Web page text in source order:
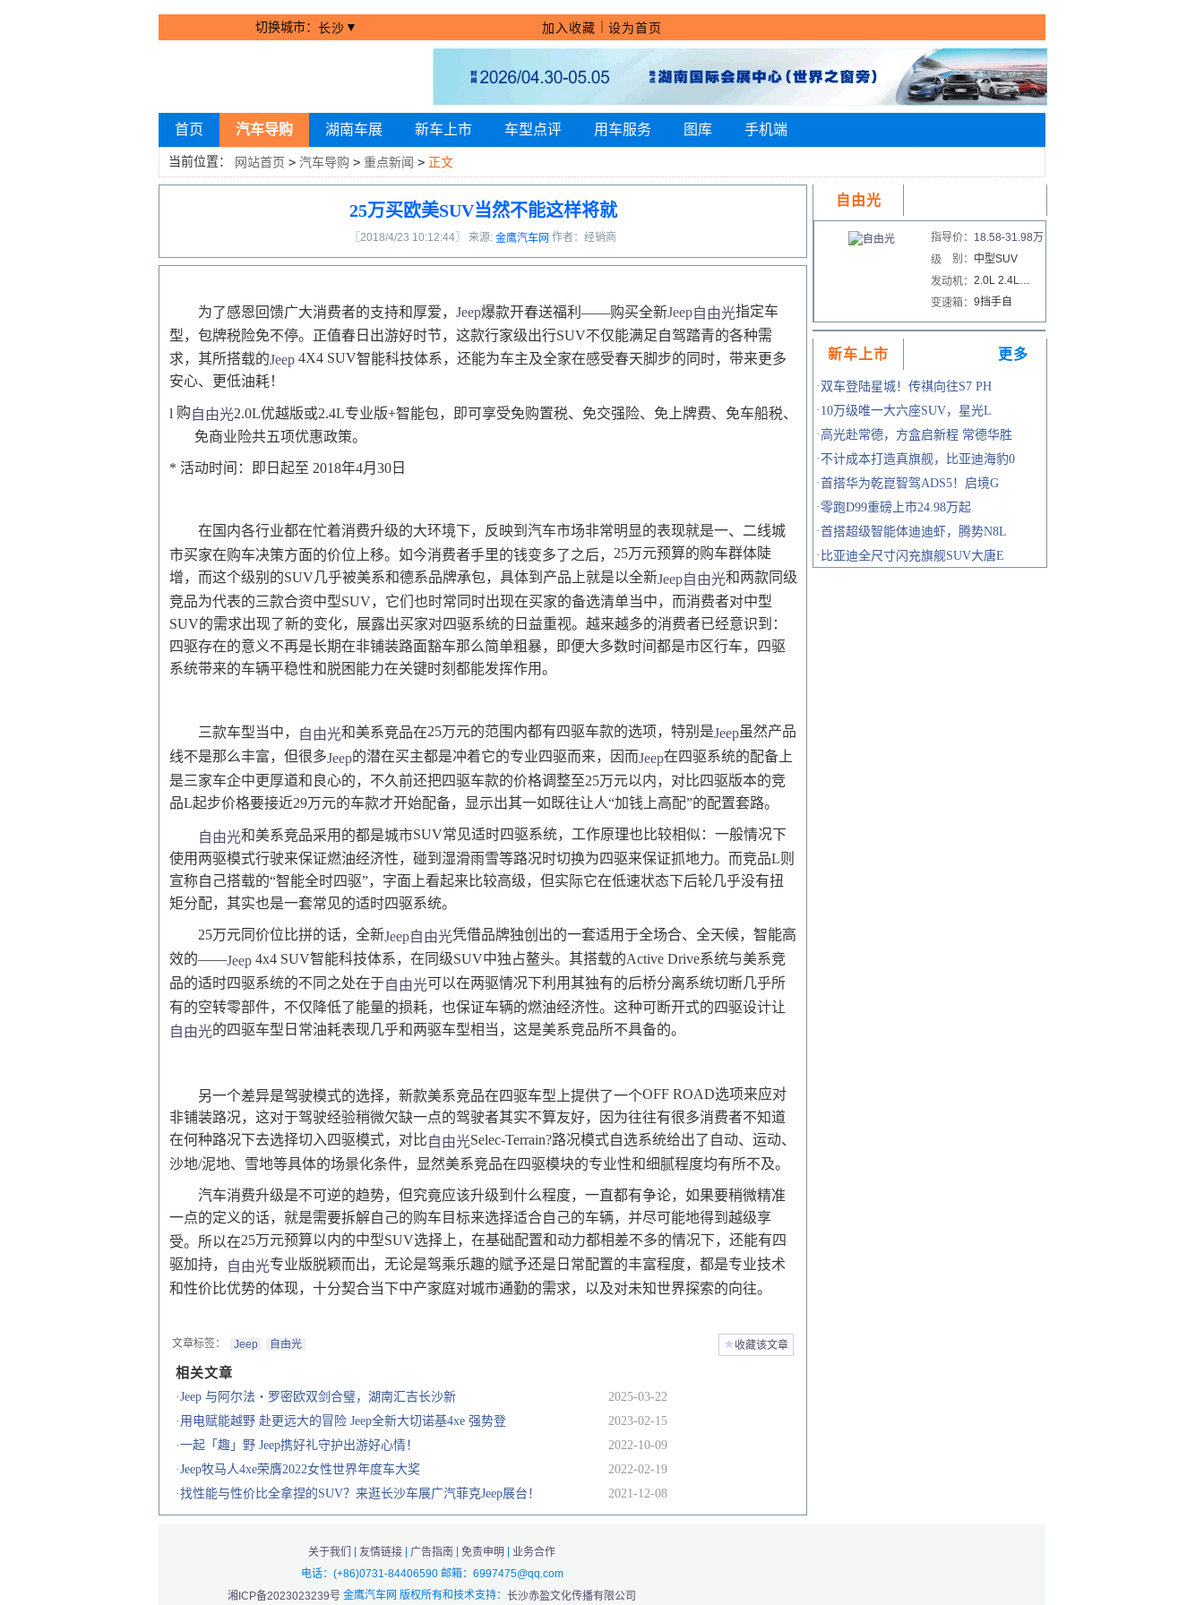
切换城市： 长沙 ▼ 加入收藏 设为首页
首页 汽车导购 湖南车展 新车上市 车型点评 用车服务 图库 手机端
当前位置： 网站首页 > 汽车导购 > 重点新闻 > 正文
25万买欧美SUV当然不能这样将就
〖2018/4/23 10:12:44〗 来源: 金鹰汽车网 作者：经销商
为了感恩回馈广大消费者的支持和厚爱， Jeep爆款开春送福利 ——购买全新Jeep自由光指定车
型，包牌税险免不停。 正值春日 出游好时节， 这款行家级出行SUV不仅能满足自驾踏青的各种需
求， 其所搭载的Jeep4X4 SUV智能科技体系，还能为车主及全家在感受春天脚步的同时，带来更多
安心、更低油耗！
l 购自由光2.0L优越版或2.4L专业版+智能包，即可享受免购置税、免交强险、免上牌费、免车船税、
免商业险共五项优惠政策。
* 活动时间： 即日起至 2018年4月 30日
在国内各行业都在忙着消费升级的大环境下，反映到汽车市场非常明显的表现就是一、二线城
市买家在购车决策方面的价位上移。如今消费者手里的钱变多了之后， 25万元预算的购车群体陡
增，而这个级别的SUV几乎被美系和德系品牌承包，具体到产品上就是以全新Jeep自由光和两款同级
竞品为代表的三款合资中型SUV，它们也时常同时出现在买家的备选清单当中，而消费者对中型
SUV的需求出现了新的变化，展露出买家对四驱系统的日益重视。越来越多的消费者已经意识到：
四驱存在的意义不再是长期在非铺装路面豁车那么简单粗暴，即便大多数时间都是市区行车，四驱
系统带来的车辆平稳性和脱困能力在关键时刻都能发挥作用。
三款车型当中， 自由光和美系竞品在25万元的范围内都有四驱车款的选项，特别是Jeep虽然产品
线不是那么丰富，但很多Jeep的潜在买主都是冲着它的专业四驱而来，因而Jeep在四驱系统的配备上
是三家车企中更厚道和良心的，不久前还把四驱车款的价格调整至25万元以内，对比四驱版本的竞
品L起步价格要接近29万元的车款才开始配备，显示出其一如既往让人“加钱上高配”的配置套路。
自由光和美系竞品采用的都是城市SUV常见适时四驱系统，工作原理也比较相似：一般情况下
使用两驱模式行驶来保证燃油经济性，碰到湿滑雨雪等路况时切换为四驱来保证抓地力。而竞品L则
宣称自己搭载的“智能全时四驱”，字面上看起来比较高级，但实际它在低速状态下后轮几乎没有扭
矩分配，其实也是一套常见的适时四驱系统。
25万元同价位比拼的话，全新Jeep自由光凭借品牌独创出的一套适用于全场合、全天候，智能高
效的——Jeep4x4 SUV智能科技体系，在同级SUV中独占鳌头。其搭载的Active Drive系统与美系竞
品的适时四驱系统的不同之处在于自由光可以在两驱情况下利用其独有的后桥分离系统切断几乎所
有的空转零部件，不仅降低了能量的损耗，也保证车辆的燃油经济性。这种可断开式的四驱设计让
自由光的四驱车型日常油耗表现几乎和两驱车型相当，这是美系竞品所不具备的。
另一个差异是驾驶模式的选择，新款美系竞品在四驱车型上提供了一个OFF ROAD选项来应对
非铺装路况，这对于驾驶经验稍微欠缺一点的驾驶者其实不算友好，因为往往有很多消费者不知道
在何种路况下去选择切入四驱模式，对比自由光Selec-Terrain?路况模式自选系统给出了自动、运动、
沙地/泥地、雪地等具体的场景化条件，显然美系竞品在四驱模块的专业性和细腻程度均有所不及。
汽车消费升级是不可逆的趋势，但究竟应该升级到什么程度，一直都有争论，如果要稍微精准
一点的定义的话，就是需要拆解自己的购车目标来选择适合自己的车辆，并尽可能地得到越级享
受。所以在25万元预算以内的中型SUV选择上，在基础配置和动力都相差不多的情况下，还能有四
驱加持，
自由光专业版脱颖而出，无论是驾乘乐趣的赋予还是日常配置的丰富程度，都是专业技术
和性价比优势的体现，十分契合当下中产家庭对城市通勤的需求，以及对未知世界探索的向往。
文章标签： Jeep 自由光 ★收藏该文章
相关文章
·Jeep 与阿尔法・罗密欧双剑合璧，湖南汇吉长沙新
2025-03-22
·用电赋能越野 赴更远大的冒险 Jeep全新大切诺基4xe 强势登
2023-02-15
·一起「趣」野 Jeep携好礼守护出游好心情！
2022-10-09
·Jeep牧马人4xe荣膺2022女性世界年度车大奖
2022-02-19
·找性能与性价比全拿捏的SUV？来逛长沙车展广汽菲克Jeep展台！
2021-12-08
自由光
指导价： 18.58-31.98万
级
别： 中型SUV
发动机： 2.0L 2.4L…
变速箱： 9挡手自
新车上市 更多
· 双车登陆星城！传祺向往S7 PH
· 10万级唯一大六座SUV，星光L
· 高光赴常德，方盒启新程 常德华胜
· 不计成本打造真旗舰，比亚迪海豹0
·首搭华为乾崑智驾ADS5！启境G
·零跑D99重磅上市24.98万起
·首搭超级智能体迪迪虾，腾势N8L
· 比亚迪全尺寸闪充旗舰SUV大唐E
关于我们 | 友情链接 | 广告指南 | 免责申明 | 业务合作
电话：(+86)0731-84406590 邮箱：6997475@qq.com
湘ICP备2023023239号 金鹰汽车网 版权所有和技术支持： 长沙赤盈文化传播有限公司